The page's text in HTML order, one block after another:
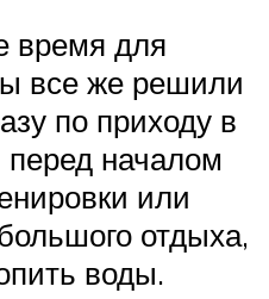
время для
все же решили
по приходу в
началом
или
отдыха,
воды.